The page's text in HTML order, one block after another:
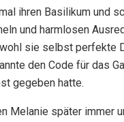
ihren Basilikum und
und harmlosen
sie selbst perfekte
den Code für das
gegeben hatte.
Melanie später immer